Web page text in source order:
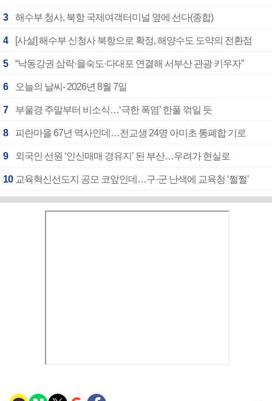
3 해수부 청사, 북항 국제여객터미널 옆에 선다(종합)
4 [사설] 해수부 신청사 북항으로 확정, 해양수도 도약의 전환점
5 “낙동강권 삼락·을숙도·다대포 연결해 서부산 관광 키우자”
6 오늘의 날씨- 2026년 8월 7일
7 부울경 주말부터 비소식…‘극한 폭염’ 한풀 꺾일 듯
8 피란마을 67년 역사인데…전교생 24명 아미초 통폐합 기로
9 외국인 선원 ‘인신매매 경유지’ 된 부산…우려가 현실로
10 교육혁신선도지 공모 코앞인데…구·군 난색에 교육청 ‘쩔쩔’